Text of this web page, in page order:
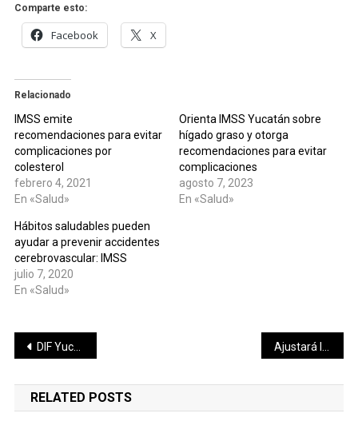
Comparte esto:
Facebook X
Relacionado
IMSS emite
recomendaciones para evitar
complicaciones por
colesterol
febrero 4, 2021
En «Salud»
Orienta IMSS Yucatán sobre
hígado graso y otorga
recomendaciones para evitar
complicaciones
agosto 7, 2023
En «Salud»
Hábitos saludables pueden
ayudar a prevenir accidentes
cerebrovascular: IMSS
julio 7, 2020
En «Salud»
Navegación
de
entradas
DIF Yucatán promueve la participación activa de las Personas Adultas Mayores
RELATED POSTS